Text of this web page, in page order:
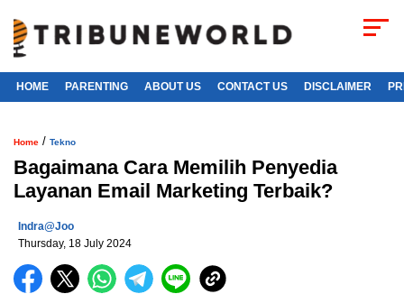
HOME PARENTING ABOUT US CONTACT US DISCLAIMER
Home / Tekno
Bagaimana Cara Memilih Penyedia
Layanan Email Marketing Terbaik?
Indra@joo
Thursday, 18 July 2024